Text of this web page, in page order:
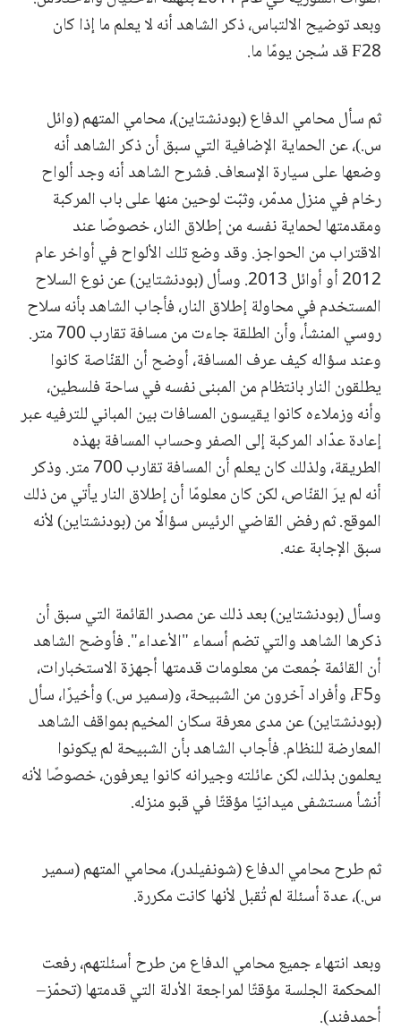
وبعد توضيح الالتباس، ذكر الشاهد أنه لا يعلم ما إذا كان
F28 قد سُجن يومًا ما.
ثم سأل محامي الدفاع (بودنشتاين)، محامي المتهم (وائل
س.)، عن الحماية الإضافية التي سبق أن ذكر الشاهد أنه
وضعها على سيارة الإسعاف. فشرح الشاهد أنه وجد ألواح
رخام في منزل مدمّر، وثبّت لوحين منها على باب المركبة
ومقدمتها لحماية نفسه من إطلاق النار، خصوصًا عند
الاقتراب من الحواجز. وقد وضع تلك الألواح في أواخر عام
2012 أو أوائل 2013. وسأل (بودنشتاين) عن نوع السلاح
المستخدم في محاولة إطلاق النار، فأجاب الشاهد بأنه سلاح
روسي المنشأ، وأن الطلقة جاءت من مسافة تقارب 700 متر.
وعند سؤاله كيف عرف المسافة، أوضح أن القنّاصة كانوا
يطلقون النار بانتظام من المبنى نفسه في ساحة فلسطين،
وأنه وزملاءه كانوا يقيسون المسافات بين المباني للترفيه عبر
إعادة عدّاد المركبة إلى الصفر وحساب المسافة بهذه
الطريقة، ولذلك كان يعلم أن المسافة تقارب 700 متر. وذكر
أنه لم يرَ القنّاص، لكن كان معلومًا أن إطلاق النار يأتي من ذلك
الموقع. ثم رفض القاضي الرئيس سؤالًا من (بودنشتاين) لأنه
سبق الإجابة عنه.
وسأل (بودنشتاين) بعد ذلك عن مصدر القائمة التي سبق أن
ذكرها الشاهد والتي تضم أسماء "الأعداء". فأوضح الشاهد
أن القائمة جُمعت من معلومات قدمتها أجهزة الاستخبارات،
وF5، وأفراد آخرون من الشبيحة، و(سمير س.) وأخيرًا، سأل
(بودنشتاين) عن مدى معرفة سكان المخيم بمواقف الشاهد
المعارضة للنظام. فأجاب الشاهد بأن الشبيحة لم يكونوا
يعلمون بذلك، لكن عائلته وجيرانه كانوا يعرفون، خصوصًا لأنه
أنشأ مستشفى ميدانيًا مؤقتًا في قبو منزله.
ثم طرح محامي الدفاع (شونفيلدر)، محامي المتهم (سمير
س.)، عدة أسئلة لم تُقبل لأنها كانت مكررة.
وبعد انتهاء جميع محامي الدفاع من طرح أسئلتهم، رفعت
المحكمة الجلسة مؤقتًا لمراجعة الأدلة التي قدمتها (تحمّز–
أحمدفند).